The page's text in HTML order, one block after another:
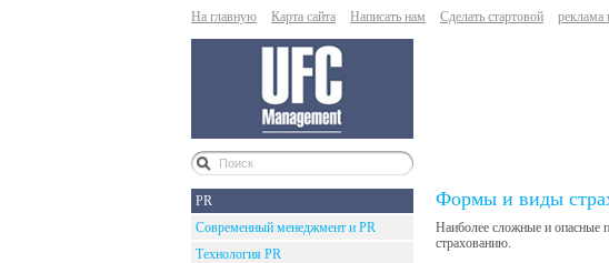
На главную Карта сайта Написать нам Сделать стартовой реклама
PR
Современный менеджмент и PR
Технология PR
Формы и виды
Наиболее сложные и опасные
страхованию.